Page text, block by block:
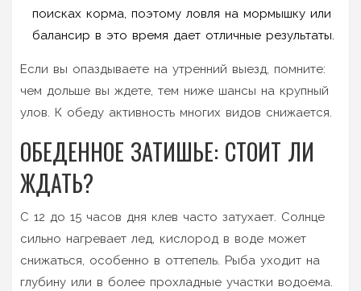
поисках корма, поэтому ловля на мормышку или
балансир в это время дает отличные результаты.
Если вы опаздываете на утренний выезд, помните:
чем дольше вы ждете, тем ниже шансы на крупный
улов. К обеду активность многих видов снижается.
ОБЕДЕННОЕ ЗАТИШЬЕ: СТОИТ ЛИ
ЖДАТЬ?
С 12 до 15 часов дня клев часто затухает. Солнце
сильно нагревает лед, кислород в воде может
снижаться, особенно в оттепель. Рыба уходит на
глубину или в более прохладные участки водоема.